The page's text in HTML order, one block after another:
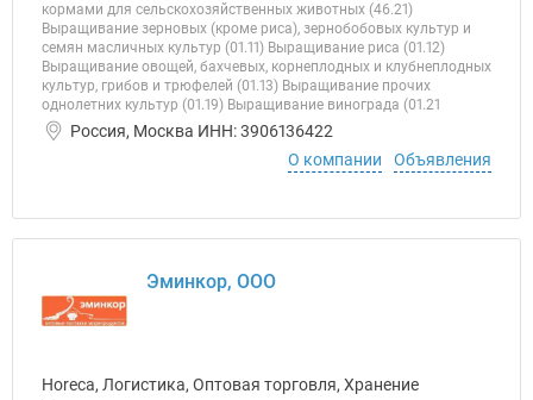
кормами для сельскохозяйственных животных (46.21)
Выращивание зерновых (кроме риса), зернобобовых культур и
семян масличных культур (01.11) Выращивание риса (01.12)
Выращивание овощей, бахчевых, корнеплодных и клубнеплодных
культур, грибов и трюфелей (01.13) Выращивание прочих
однолетних культур (01.19) Выращивание винограда (01.21
Россия, Москва ИНН: 3906136422
О компании
Объявления
Эминкор, ООО
Horeca, Логистика, Оптовая торговля, Хранение